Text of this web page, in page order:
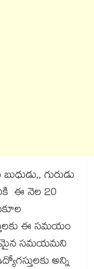
గురుడు
ఈ నెల 20
ఈ సమయం
సమయమని
అన్ని